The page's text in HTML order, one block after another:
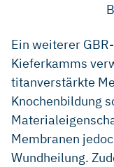
Ein weiterer
Kieferkamms
titanverstärkte
Knochenbildung
Membranen
Wundheilung.